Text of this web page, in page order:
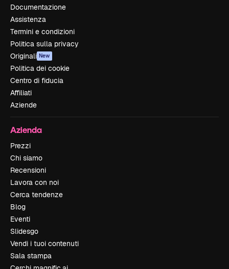
Documentazione
Assistenza
Termini e condizioni
Politica sulla privacy
Originali New
Politica dei cookie
Centro di fiducia
Affiliati
Aziende
Azienda
Prezzi
Chi siamo
Recensioni
Lavora con noi
Cerca tendenze
Blog
Eventi
Slidesgo
Vendi i tuoi contenuti
Sala stampa